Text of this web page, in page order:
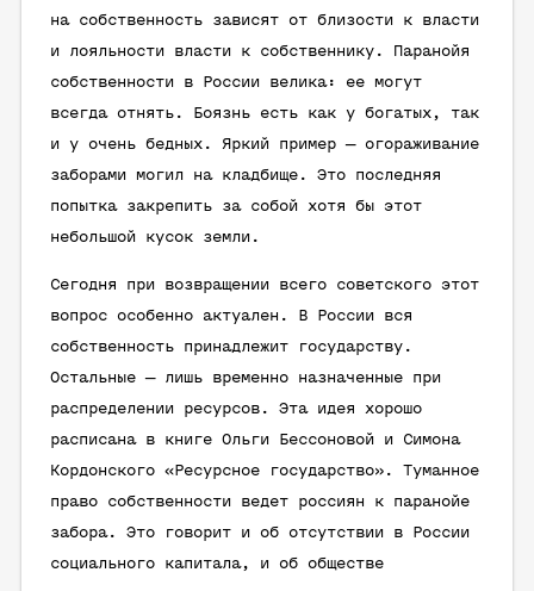
на собственность зависят от близости к власти
и лояльности власти к собственнику. Паранойя
собственности в России велика: ее могут
всегда отнять. Боязнь есть как у богатых, так
и у очень бедных. Яркий пример — огораживание
заборами могил на кладбище. Это последняя
попытка закрепить за собой хотя бы этот
небольшой кусок земли.
Сегодня при возвращении всего советского этот
вопрос особенно актуален. В России вся
собственность принадлежит государству.
Остальные — лишь временно назначенные при
распределении ресурсов. Эта идея хорошо
расписана в книге Ольги Бессоновой и Симона
Кордонского «Ресурсное государство». Туманное
право собственности ведет россиян к паранойе
забора. Это говорит и об отсутствии в России
социального капитала, и об обществе